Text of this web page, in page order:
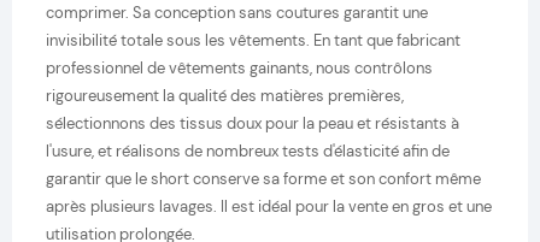
comprimer. Sa conception sans coutures garantit une
invisibilité totale sous les vêtements. En tant que fabricant
professionnel de vêtements gainants, nous contrôlons
rigoureusement la qualité des matières premières,
sélectionnons des tissus doux pour la peau et résistants à
l'usure, et réalisons de nombreux tests d'élasticité afin de
garantir que le short conserve sa forme et son confort même
après plusieurs lavages. Il est idéal pour la vente en gros et une
utilisation prolongée.